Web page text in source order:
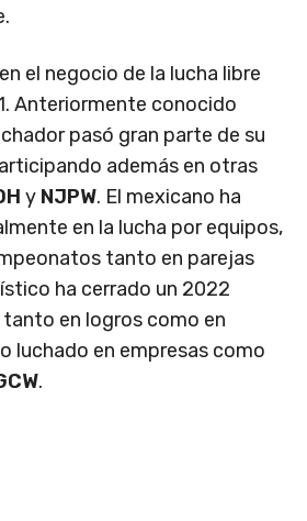
el negocio de la lucha libre
Anteriormente conocido
pasó gran parte de su
además en otras
y NJPW. El mexicano ha
en la lucha por equipos,
tanto en parejas
ha cerrado un 2022
en logros como en
luchado en empresas como
.